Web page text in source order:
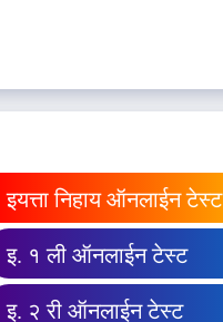
इयत्ता निहाय ऑनलाईन टेस्ट
इ. १ ली ऑनलाईन टेस्ट
इ. २ री ऑनलाईन टेस्ट